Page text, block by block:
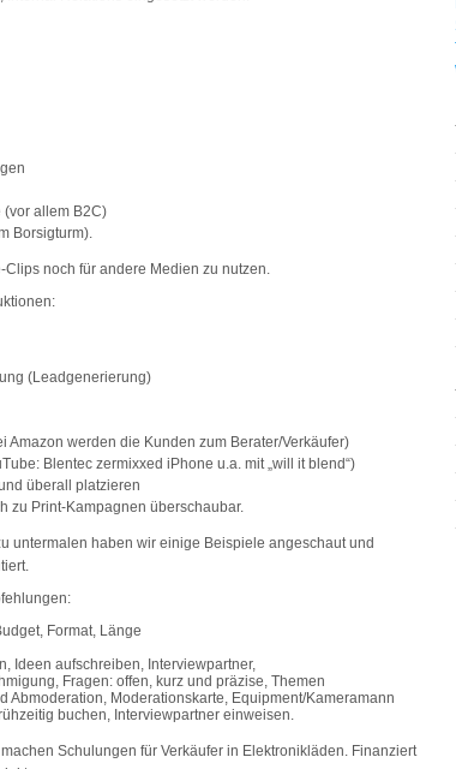
allem B2C)
Borsigturm).
Clips noch für andere Medien zu nutzen.
(Leadgenerierung)
Amazon werden die Kunden zum Berater/Verkäufer)
Blentec zermixxed iPhone u.a. mit „will it blend“)
überall platzieren
zu Print-Kampagnen überschaubar.
untermalen haben wir einige Beispiele angeschaut und
Format, Länge
Ideen aufschreiben, Interviewpartner,
Fragen: offen, kurz und präzise, Themen
Abmoderation, Moderationskarte, Equipment/Kameramann
buchen, Interviewpartner einweisen.
Schulungen für Verkäufer in Elektronikläden. Finanziert